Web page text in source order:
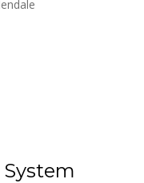
System